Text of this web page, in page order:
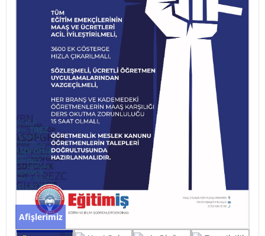
Afişlerimiz
Yeni Şube Yönetim Kurulu Görevine Başladı
Yeni Şube Yönetim Kurulu Görevine Başladı